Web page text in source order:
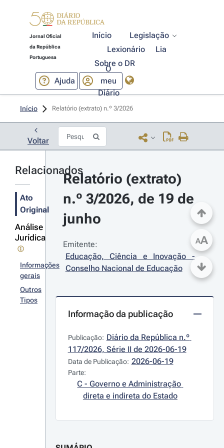
Jornal Oficial
da República
Portuguesa
Início
Legislação
Lexionário
Lia
Sobre o DR
Ajuda
O
meu
Diário
Início Relatório (extrato) n.º 3/2026
Voltar
Relacionados
Ato
Original
Análise
Jurídica
Informações
gerais
Outros
Tipos
Relatório (extrato)
n.º 3/2026, de 19 de
junho
Emitente:
Educação, Ciência e Inovação -
Conselho Nacional de Educação
Informação da publicação
Publicação: Diário da República n.º
117/2026, Série II de 2026-06-19
Data de Publicação: 2026-06-19
Parte:
C - Governo e Administração
direta e indireta do Estado
AA